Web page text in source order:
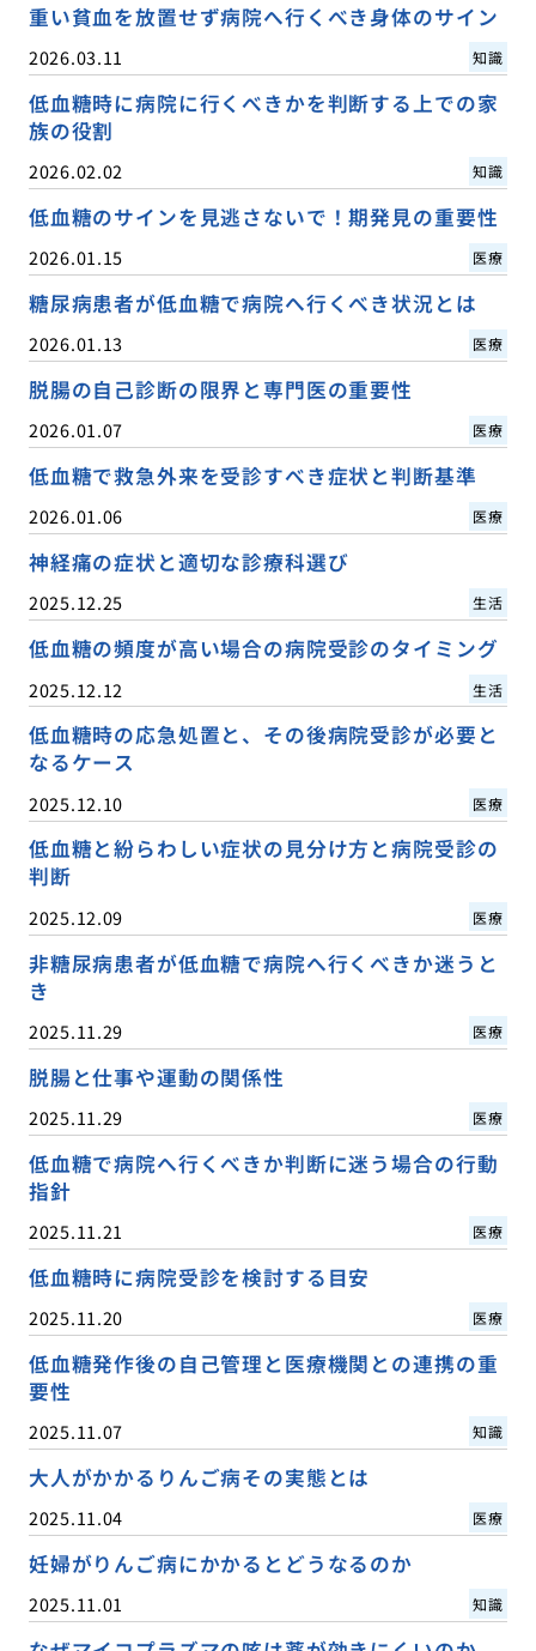
重い貧血を放置せず病院へ行くべき身体のサイン
2026.03.11 知識
低血糖時に病院に行くべきかを判断する上での家
族の役割
2026.02.02 知識
低血糖のサインを見逃さないで！期発見の重要性
2026.01.15 医療
糖尿病患者が低血糖で病院へ行くべき状況とは
2026.01.13 医療
脱腸の自己診断の限界と専門医の重要性
2026.01.07 医療
低血糖で救急外来を受診すべき症状と判断基準
2026.01.06 医療
神経痛の症状と適切な診療科選び
2025.12.25 生活
低血糖の頻度が高い場合の病院受診のタイミング
2025.12.12 生活
低血糖時の応急処置と、その後病院受診が必要と
なるケース
2025.12.10 医療
低血糖と紛らわしい症状の見分け方と病院受診の
判断
2025.12.09 医療
非糖尿病患者が低血糖で病院へ行くべきか迷うと
き
2025.11.29 医療
脱腸と仕事や運動の関係性
2025.11.29 医療
低血糖で病院へ行くべきか判断に迷う場合の行動
指針
2025.11.21 医療
低血糖時に病院受診を検討する目安
2025.11.20 医療
低血糖発作後の自己管理と医療機関との連携の重
要性
2025.11.07 知識
大人がかかるりんご病その実態とは
2025.11.04 医療
妊婦がりんご病にかかるとどうなるのか
2025.11.01 知識